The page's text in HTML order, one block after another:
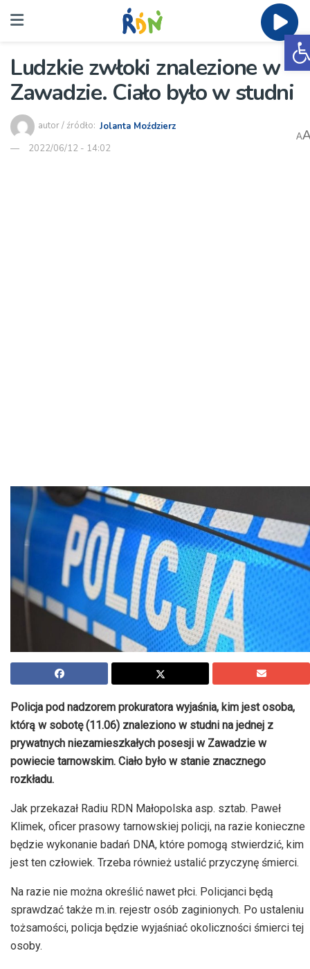
Ludzkie zwłoki znalezione w
Zawadzie. Ciało było w studni
autor / źródło: Jolanta Moździerz
2022/06/12 - 14:02
A
Policja pod nadzorem prokuratora wyjaśnia, kim jest osoba,
którą w sobotę (11.06) znaleziono w studni na jednej z
prywatnych niezamieszkałych posesji w Zawadzie w
powiecie tarnowskim. Ciało było w stanie znacznego
rozkładu.
Jak przekazał Radiu RDN Małopolska asp. sztab. Paweł
Klimek, oficer prasowy tarnowskiej policji, na razie konieczne
będzie wykonanie badań DNA, które pomogą stwierdzić, kim
jest ten człowiek. Trzeba również ustalić przyczynę śmierci.
Na razie nie można określić nawet płci. Policjanci będą
sprawdzać także m.in. rejestr osób zaginionych. Po ustaleniu
tożsamości, policja będzie wyjaśniać okoliczności śmierci tej
osoby.